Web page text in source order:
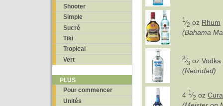
Shooter
Simple
Sucré
Tiki
Tropical
Vert
PLUS
Pour commencer
Unités
1⁄2 oz Rhum
(Bahama
2⁄3 oz Vodka
(Neondad)
4 1⁄2 oz